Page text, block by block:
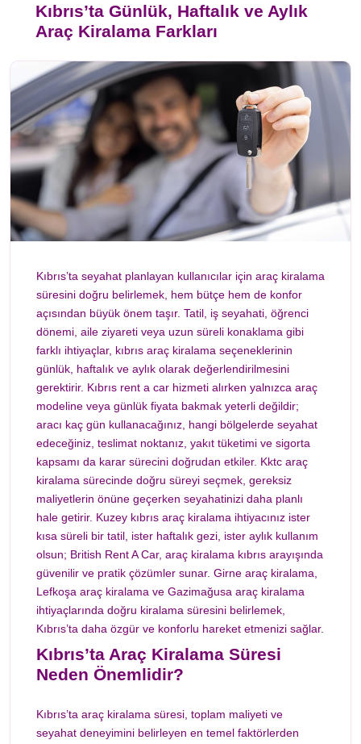
Kıbrıs’ta Günlük, Haftalık ve Aylık
Araç Kiralama Farkları
Kıbrıs’ta seyahat planlayan kullanıcılar için araç kiralama
süresini doğru belirlemek, hem bütçe hem de konfor
açısından büyük önem taşır. Tatil, iş seyahati, öğrenci
dönemi, aile ziyareti veya uzun süreli konaklama gibi
farklı ihtiyaçlar, kıbrıs araç kiralama seçeneklerinin
günlük, haftalık ve aylık olarak değerlendirilmesini
gerektirir. Kıbrıs rent a car hizmeti alırken yalnızca araç
modeline veya günlük fiyata bakmak yeterli değildir;
aracı kaç gün kullanacağınız, hangi bölgelerde seyahat
edeceğiniz, teslimat noktanız, yakıt tüketimi ve sigorta
kapsamı da karar sürecini doğrudan etkiler. Kktc araç
kiralama sürecinde doğru süreyi seçmek, gereksiz
maliyetlerin önüne geçerken seyahatinizi daha planlı
hale getirir. Kuzey kıbrıs araç kiralama ihtiyacınız ister
kısa süreli bir tatil, ister haftalık gezi, ister aylık kullanım
olsun; British Rent A Car, araç kiralama kıbrıs arayışında
güvenilir ve pratik çözümler sunar. Girne araç kiralama,
Lefkoşa araç kiralama ve Gazimağusa araç kiralama
ihtiyaçlarında doğru kiralama süresini belirlemek,
Kıbrıs’ta daha özgür ve konforlu hareket etmenizi sağlar.
Kıbrıs’ta Araç Kiralama Süresi
Neden Önemlidir?
Kıbrıs’ta araç kiralama süresi, toplam maliyeti ve
seyahat deneyimini belirleyen en temel faktörlerden